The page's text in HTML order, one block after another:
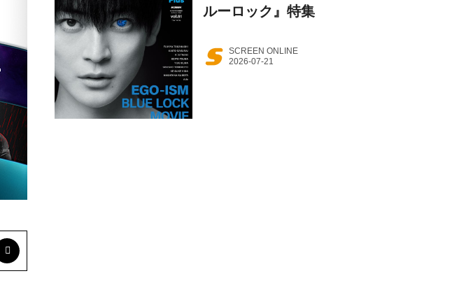
ルーロック』特集
SCREEN ONLINE